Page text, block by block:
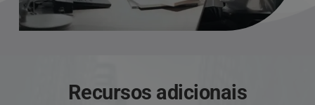
Recursos adicionais